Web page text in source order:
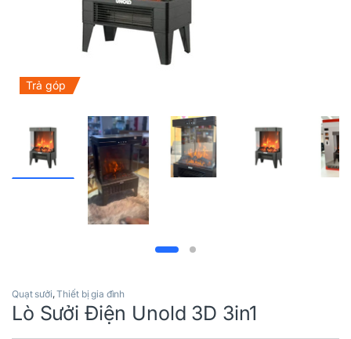
Trả góp
Quạt sưởi,Thiết bị gia đình
Lò Sưởi Điện Unold 3D 3in1